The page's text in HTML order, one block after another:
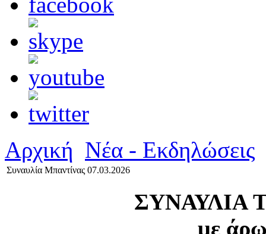
Αρχική Νέα - Εκδηλώσεις
Συναυλία Μπαντίνας 07.03.2026
ΣΥΝΑΥΛΙΑ
με